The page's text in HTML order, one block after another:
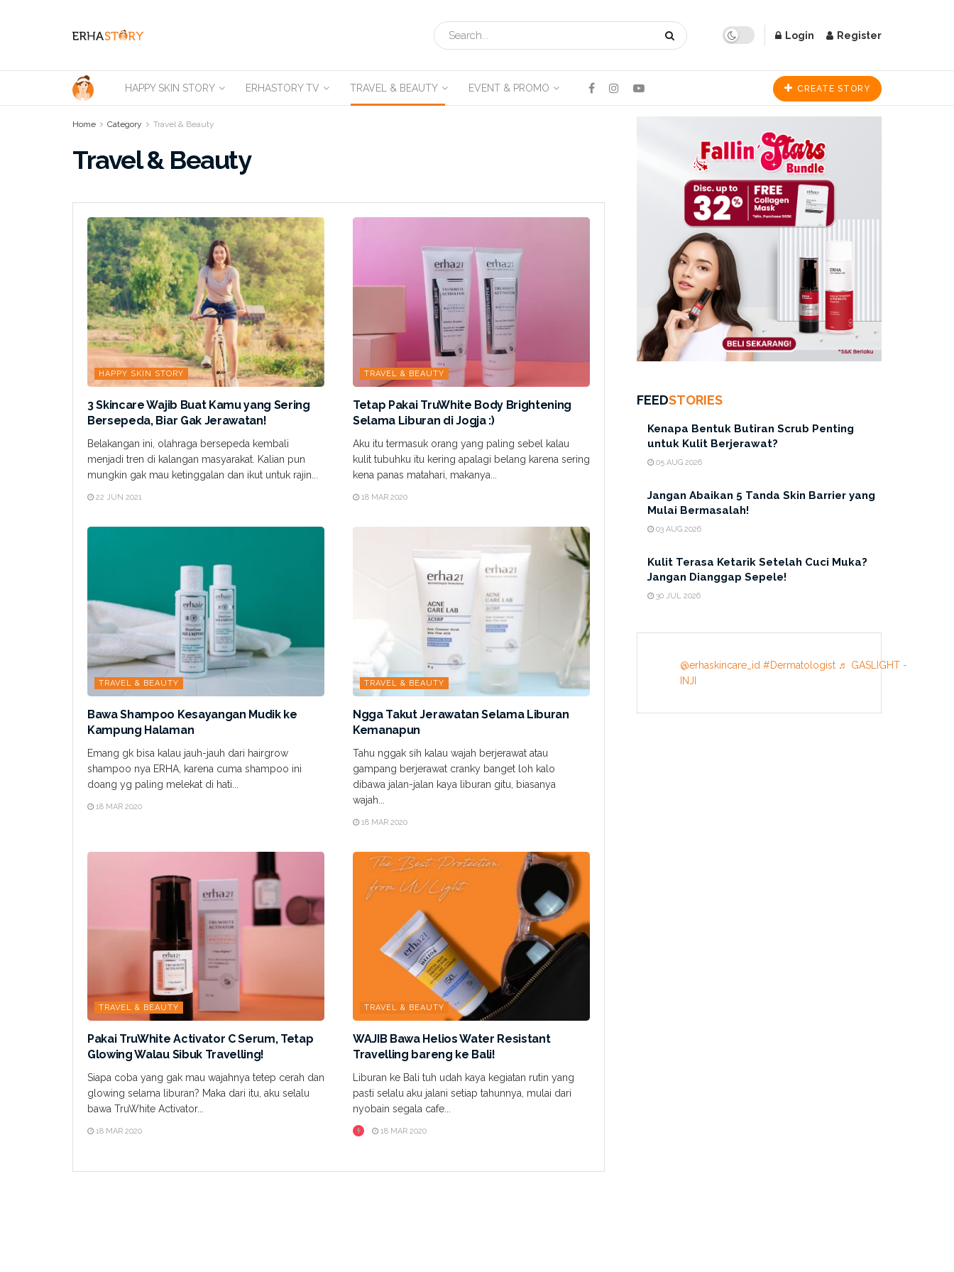
Login Register
HAPPY SKIN STORY ERHASTORY TV TRAVEL & BEAUTY EVENT & PROMO CREATE STORY
Home Category Travel & Beauty
Travel & Beauty
HAPPY SKIN STORY
3 Skincare Wajib Buat Kamu yang Sering
Bersepeda, Biar Gak Jerawatan!
Belakangan ini, olahraga bersepeda kembali
menjadi tren di kalangan masyarakat. Kalian pun
mungkin gak mau ketinggalan dan ikut untuk rajin...
22 JUN 2021
TRAVEL & BEAUTY
Tetap Pakai TruWhite Body Brightening
Selama Liburan di Jogja :)
Aku itu termasuk orang yang paling sebel kalau
kulit tubuhku itu kering apalagi belang karena sering
kena panas matahari, makanya...
18 MAR 2020
TRAVEL & BEAUTY
Bawa Shampoo Kesayangan Mudik ke
Kampung Halaman
Emang gk bisa kalau jauh-jauh dari hairgrow
shampoo nya ERHA, karena cuma shampoo ini
doang yg paling melekat di hati...
18 MAR 2020
TRAVEL & BEAUTY
Ngga Takut Jerawatan Selama Liburan
Kemanapun
Tahu nggak sih kalau wajah berjerawat atau
gampang berjerawat cranky banget loh kalo
dibawa jalan-jalan kaya liburan gitu, biasanya
wajah...
18 MAR 2020
TRAVEL & BEAUTY
Pakai TruWhite Activator C Serum, Tetap
Glowing Walau Sibuk Travelling!
Siapa coba yang gak mau wajahnya tetep cerah dan
glowing selama liburan? Maka dari itu, aku selalu
bawa TruWhite Activator...
18 MAR 2020
TRAVEL & BEAUTY
WAJIB Bawa Helios Water Resistant
Travelling bareng ke Bali!
Liburan ke Bali tuh udah kaya kegiatan rutin yang
pasti selalu aku jalani setiap tahunnya, mulai dari
nyobain segala cafe...
18 MAR 2020
FEEDSTORIES
Kenapa Bentuk Butiran Scrub Penting
untuk Kulit Berjerawat?
05 AUG 2026
Jangan Abaikan 5 Tanda Skin Barrier yang
Mulai Bermasalah!
03 AUG 2026
Kulit Terasa Ketarik Setelah Cuci Muka?
Jangan Dianggap Sepele!
30 JUL 2026
@erhaskincare_id #Dermatologist ♬ GASLIGHT -
INJI